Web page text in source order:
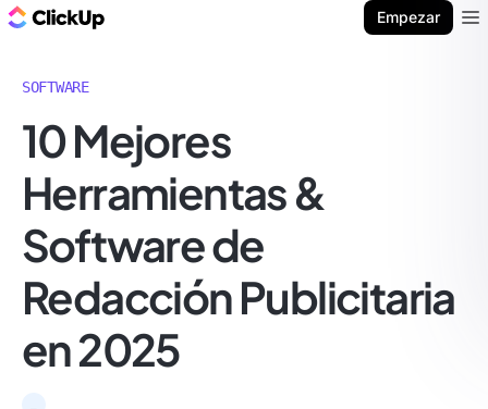
Empezar
SOFTWARE
10 Mejores
Herramientas &
Software de
Redacción Publicitaria
en 2025